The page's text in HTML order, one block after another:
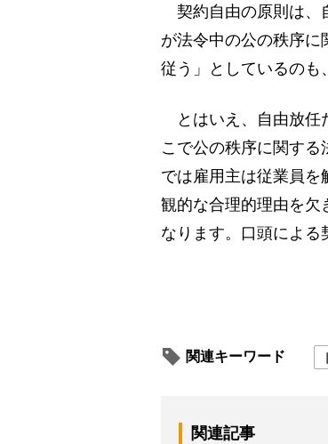
契約自由の原則は、
が法令中の公の秩序に
従う」としているのも
とはいえ、自由放任
こで公の秩序に関す
では雇用主は従業員を
観的な合理的理由を欠
なります。口頭による
関連キーワード
関連記事